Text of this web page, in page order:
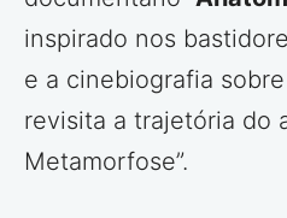
inspirado nos
e a cinebiografia sobre
revisita a trajetória do
Metamorfose”.